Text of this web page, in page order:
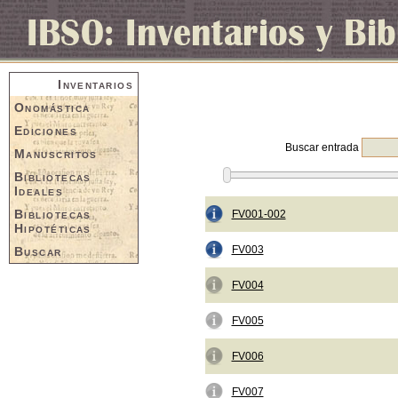
Inventarios
Onomástica
Ediciones
Manuscritos
Bibliotecas
Ideales
Bibliotecas
Hipotéticas
Buscar
Buscar entrada
FV001-002
FV003
FV004
FV005
FV006
FV007